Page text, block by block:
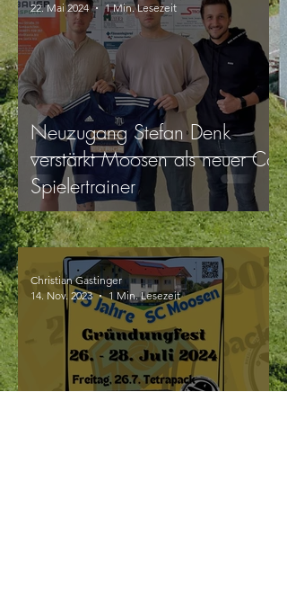
Neuzugang Stefan Denk
verstärkt Moosen als neuer Co-
Spielertrainer
22. Mai 2024
1 Min. Lesezeit
Christian Gastinger
14. Nov. 2023
1 Min. Lesezeit